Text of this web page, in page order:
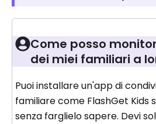
Come posso
dei miei familiari a
Puoi installare un'app di
familiare come FlashGet Kids
senza farglielo sapere. Devi